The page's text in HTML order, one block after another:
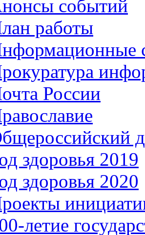
событий
работы
России
здоровья 2019
здоровья 2020
летие